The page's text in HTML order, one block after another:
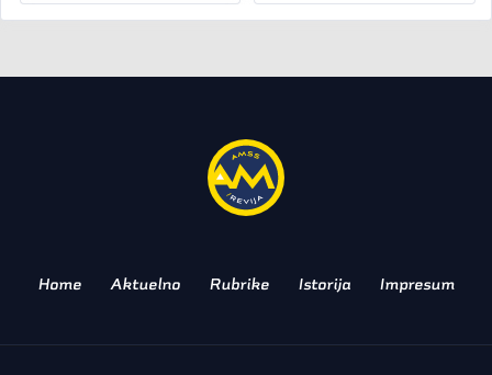
automobila u Srbiji
Home Aktuelno Rubrike Istorija Impresum